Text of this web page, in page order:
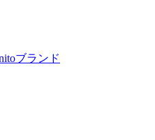
ブランド